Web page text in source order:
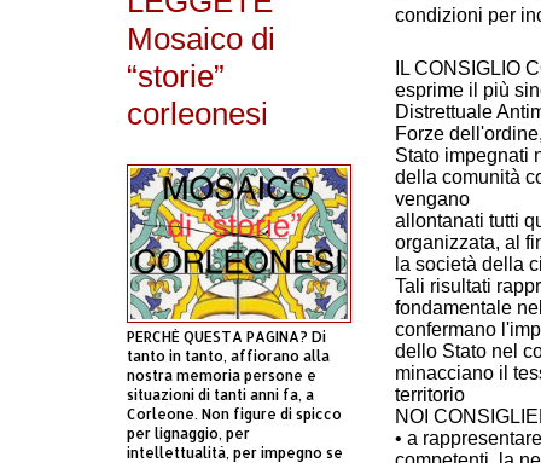
condizioni per
IL CONSIGLIO
esprime il più
Distrettuale
Forze
Stato impegnati
della comunità
vengano
allontanati tutti
organizzata, al
la società della
Tali risultati
fondamentale
confermano
dello Stato nel
minacciano il
territorio
NOI
• a
Mosaico di
“storie”
corleonesi
PERCHÈ QUESTA PAGINA? Di
tanto in tanto, affiorano alla
nostra memoria persone e
situazioni di tanti anni fa, a
Corleone. Non figure di spicco
per lignaggio, per
intellettualità, per impegno se